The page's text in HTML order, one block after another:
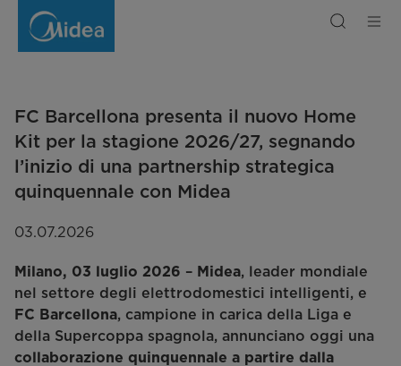
Barcellona
presenta
2026/27,
segnando
l’inizio
partnership
quinquennale
FC Barcellona presenta il nuovo Home
Kit per la stagione 2026/27, segnando
l’inizio di una partnership strategica
quinquennale con Midea
Milano, 03 luglio 2026 – Midea, leader mondiale
nel settore degli elettrodomestici intelligenti, e
FC Barcellona, campione in carica della Liga e
della Supercoppa spagnola, annunciano oggi una
collaborazione quinquennale a partire dalla
03.07.2026